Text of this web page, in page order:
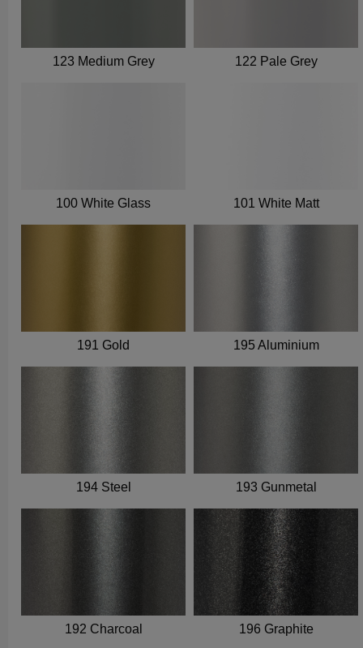
123 Medium Grey 122 Pale Grey
100 White Glass 101 White Matt
191 Gold 195 Aluminium
194 Steel 193 Gunmetal
192 Charcoal 196 Graphite